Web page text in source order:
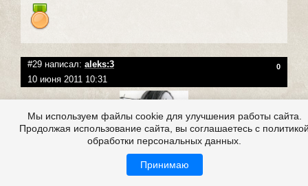
#29 написал: aleks:3 0
10 июня 2011 10:31
Посетители
Репутация:
Публикаций: 3
Мы используем файлы cookie для улучшения работы сайта.
Продолжая использование сайта, вы соглашаетесь с
обработки персональных данных.
Принимаю